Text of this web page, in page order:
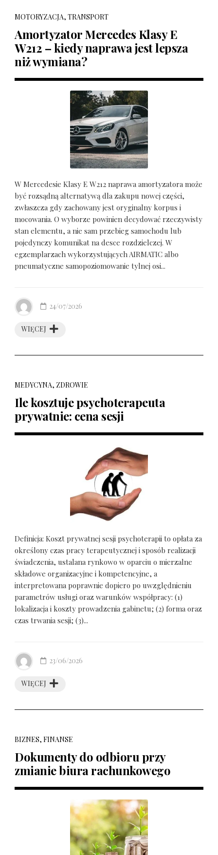
MOTORYZACJA, TRANSPORT
Amortyzator Mercedes Klasy E
W212 – kiedy naprawa jest lepsza
niż wymiana?
W Mercedesie Klasy E W212 naprawa amortyzatora może
być rozsądną alternatywą dla zakupu nowej części,
zwłaszcza gdy zachowany jest oryginalny korpus i
mocowania. O wyborze powinien decydować rzeczywisty
stan elementu, a nie sam przebieg samochodu lub
pojedynczy komunikat na desce rozdzielczej. W
egzemplarzach wykorzystujących AIRMATIC albo
pneumatyczne samopoziomowanie tylnej osi...
WIĘCEJ
24/07/2026
MEDYCYNA, ZDROWIE
Ile kosztuje psychoterapeuta
prywatnie: cena sesji
Definicja: Koszt prywatnej sesji psychoterapii to opłata za
określony czas pracy terapeutycznej i sposób realizacji
świadczenia, ustalana rynkowo w oparciu o mierzalne
składowe organizacyjne i kompetencyjne, a
interpretowana poprawnie dopiero po uwzględnieniu
parametrów usługi oraz warunków współpracy: (1)
lokalizacja i koszty prowadzenia gabinetu; (2) forma oraz
czas trwania sesji; (3)...
WIĘCEJ
23/06/2026
BIZNES, FINANSE
Dokumenty do odbioru przy
zmianie biura rachunkowego